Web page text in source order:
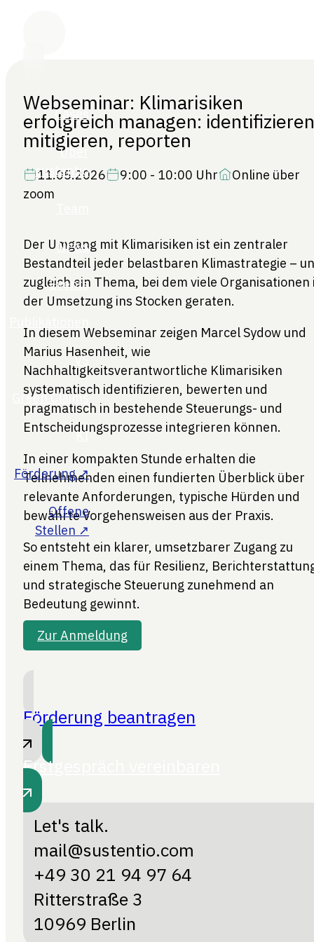
Webseminar: Klimarisiken
erfolgreich managen:
mitigieren, reporten
11.05.2026 9:00 - 10:00 Uhr
Online über
zoom
Der Umgang mit Klimarisiken ist ein zentraler
Bestandteil jeder belastbaren Klimastrategie –
zugleich ein Thema, bei dem viele Organisationen
der Umsetzung ins Stocken geraten.
In diesem Webseminar zeigen Marcel Sydow und
Marius Hasenheit, wie
Nachhaltigkeitsverantwortliche Klimarisiken
systematisch identifizieren, bewerten und
pragmatisch in bestehende Steuerungs- und
Entscheidungsprozesse integrieren können.
In einer kompakten Stunde erhalten die
Teilnehmenden einen fundierten Überblick über
relevante Anforderungen, typische Hürden und
bewährte Vorgehensweisen aus der Praxis.
So entsteht ein klarer, umsetzbarer Zugang zu
einem Thema, das für Resilienz,
und strategische Steuerung zunehmend an
Bedeutung gewinnt.
Zur Anmeldung
Förderung beantragen
Erstgespräch vereinbaren
Let's talk.
mail@sustentio.com
+49 30 21 94 97 64
Ritterstraße 3
10969 Berlin